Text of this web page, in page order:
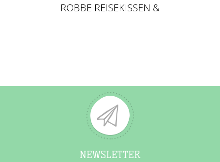
ROBBE REISEKISSEN &
NEWSLETTER